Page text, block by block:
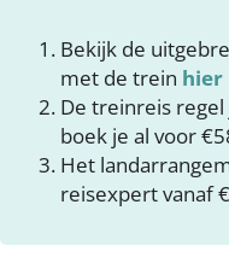
Bekijk de
met de trein hier
De treinreis regel
boek je al voor
Het
reisexpert vanaf